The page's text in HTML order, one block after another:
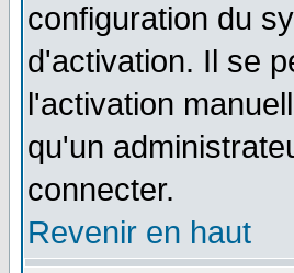
configuration du
d'activation. Il se
l'activation
qu'un
connecter.
Revenir en haut